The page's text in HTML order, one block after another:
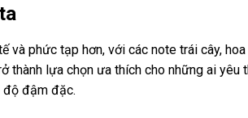
và phức tạp hơn, với các note trái cây,
thành lựa chọn ưa thích cho những ai
độ đậm đặc.